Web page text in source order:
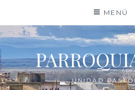
contenido
MENÚ
UNIDAD